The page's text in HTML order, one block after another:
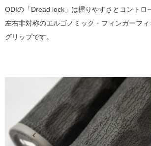
ODIの「Dread lock」は握りやすさとコントロ
左右非対称のエルゴノミック・フィンガーフ
グリップです。